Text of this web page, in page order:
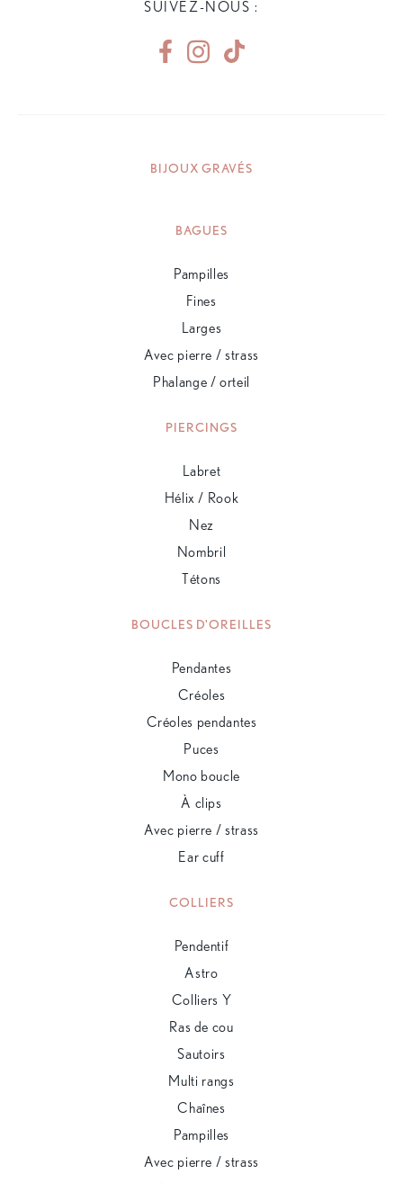
SUIVEZ-NOUS :
BIJOUX GRAVÉS
BAGUES
Pampilles
Fines
Larges
Avec pierre / strass
Phalange / orteil
PIERCINGS
Labret
Hélix / Rook
Nez
Nombril
Tétons
BOUCLES D'OREILLES
Pendantes
Créoles
Créoles pendantes
Puces
Mono boucle
À clips
Avec pierre / strass
Ear cuff
COLLIERS
Pendentif
Astro
Colliers Y
Ras de cou
Sautoirs
Multi rangs
Chaînes
Pampilles
Avec pierre / strass